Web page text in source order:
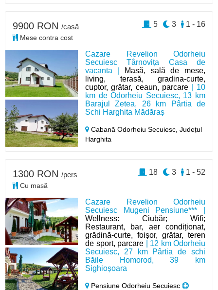
Cazare Revelion Odorheiu
Secuiesc Târnovița Casa de
vacanta |
Masă, sală de mese,
living, terasă, gradina-curte,
cuptor, grătar, ceaun, parcare | 10
km de Odorheiu Secuiesc, 13 km
Barajul Zetea, 26 km Pârtia de
Schi Harghita Mădăraș
Cabană Odorheiu Secuiesc,Județul
Harghita
9900 RON /casă
Mese contra cost
1 - 16
3
5
Cazare Revelion Odorheiu
Secuiesc Mugeni Pensiune*** |
Wellness: Ciubăr; Wifi;
Restaurant, bar, aer condiționat,
grădină-curte, foișor, grătar, teren
de sport, parcare | 12 km Odorheiu
Secuiesc, 27 km Pârtia de schi
Băile Homorod, 39 km
Sighioșoara
Pensiune Odorheiu Secuiesc
1300 RON /pers
Cu masă
1 - 52
3
18